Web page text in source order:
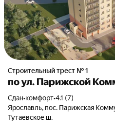
Строительный трест № 1
по ул. Парижской
Сдан•комфорт•4.1 (7)
Ярославль, пос. Парижская
Тутаевское ш.